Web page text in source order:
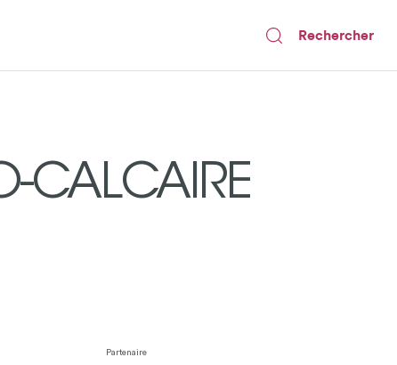
Rechercher
CALCAIRE
Partenaire